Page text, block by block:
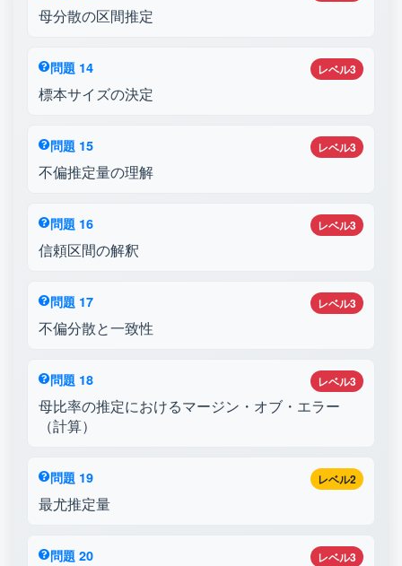
母分散の区間推定
レベル3
問題 14
標本サイズの決定
レベル3
問題 15
不偏推定量の理解
レベル3
問題 16
信頼区間の解釈
レベル3
問題 17
不偏分散と一致性
レベル3
問題 18
母比率の推定におけるマージン・オブ・エラー
（計算）
レベル2
問題 19
最尤推定量
レベル3
問題 20